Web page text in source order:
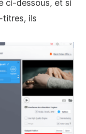
ci-dessous, et si
titres, ils